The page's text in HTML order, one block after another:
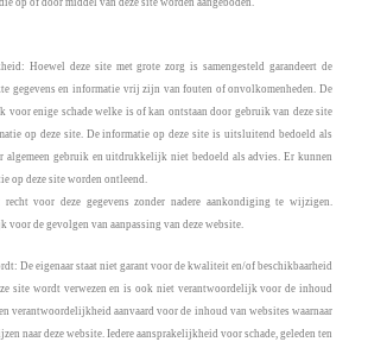
Hoewel deze site met grote zorg is samengesteld garandeert de
gegevens en informatie vrij zijn van fouten of onvolkomenheden. De
voor enige schade welke is of kan ontstaan door gebruik van deze site
op deze site. De informatie op deze site is uitsluitend bedoeld als
algemeen gebruik en uitdrukkelijk niet bedoeld als advies. Er kunnen
op deze site worden ontleend.
voor deze gegevens zonder nadere aankondiging te wijzigen.
voor de gevolgen van aanpassing van deze website.
De eigenaar staat niet garant voor de kwaliteit en/of beschikbaarheid
site wordt verwezen en is ook niet verantwoordelijk voor de inhoud
verantwoordelijkheid aanvaard voor de inhoud van websites waarnaar
naar deze website. Iedere aansprakelijkheid voor schade, geleden ten